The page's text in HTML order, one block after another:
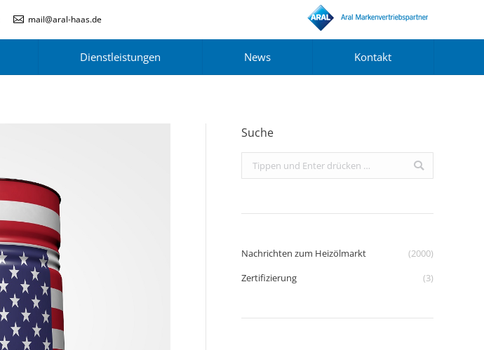
mail@aral-haas.de
Dienstleistungen News Kontakt
Suche
Search:
Nachrichten zum Heizölmarkt
(2000)
Zertifizierung
(3)